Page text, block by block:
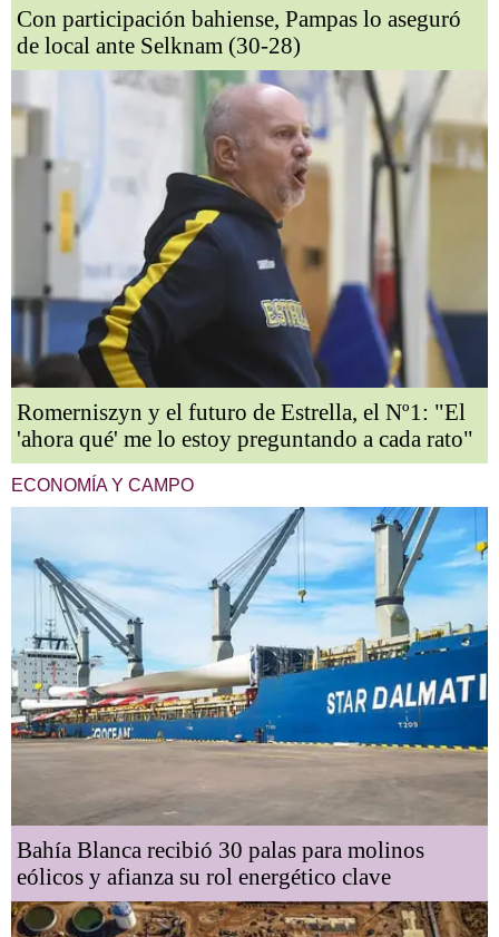
Con participación bahiense, Pampas lo aseguró
de local ante Selknam (30-28)
Romerniszyn y el futuro de Estrella, el Nº1: "El
'ahora qué' me lo estoy preguntando a cada rato"
ECONOMÍA Y CAMPO
Bahía Blanca recibió 30 palas para molinos
eólicos y afianza su rol energético clave